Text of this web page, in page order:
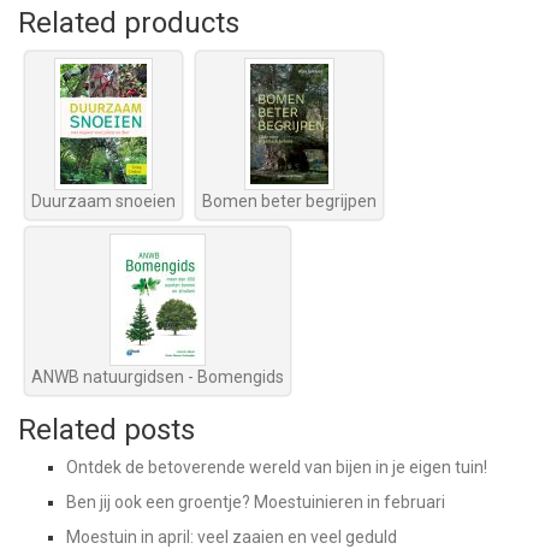
Related products
Duurzaam snoeien Bomen beter begrijpen
ANWB natuurgidsen - Bomengids
Related posts
Ontdek de betoverende wereld van bijen in je eigen tuin!
Ben jij ook een groentje? Moestuinieren in februari
Moestuin in april: veel zaaien en veel geduld